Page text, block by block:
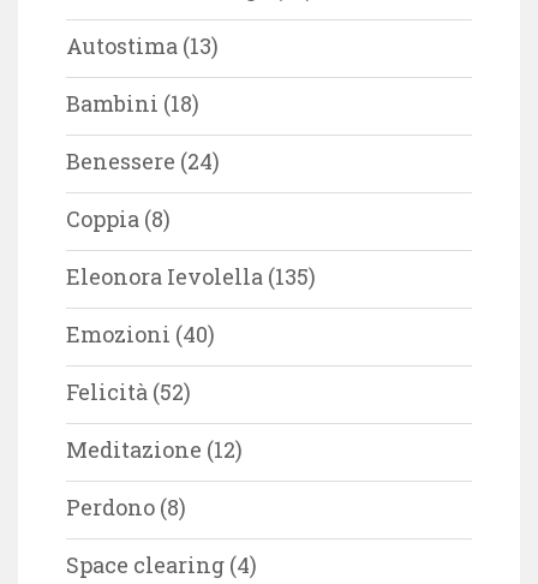
Autostima (13)
Bambini (18)
Benessere (24)
Coppia (8)
Eleonora Ievolella (135)
Emozioni (40)
Felicità (52)
Meditazione (12)
Perdono (8)
Space clearing (4)